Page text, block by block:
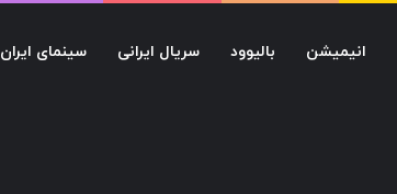
انیمیشن بالیوود سریال ایرانی سینمای ایران